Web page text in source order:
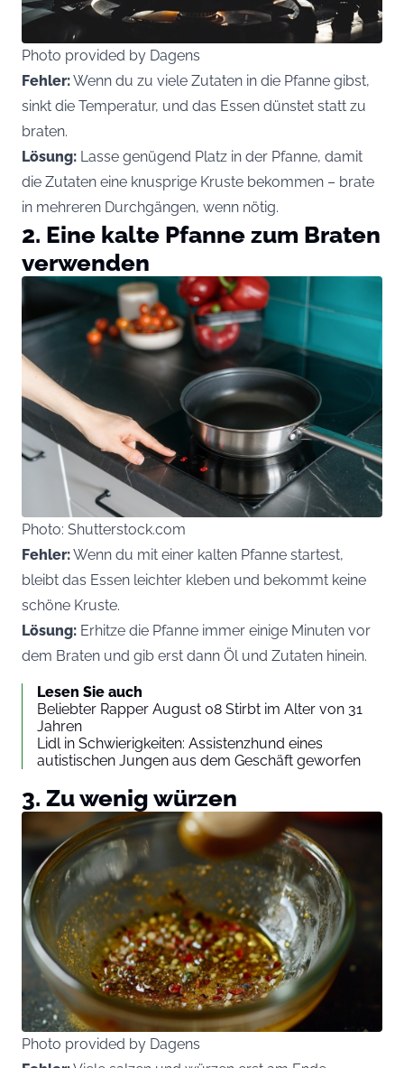
Photo provided by Dagens
Fehler:Wenn du zu viele Zutaten in die Pfanne gibst,
sinkt die Temperatur, und das Essen dünstet statt zu
braten.
Lösung: Lasse genügend Platz in der Pfanne, damit
die Zutaten eine knusprige Kruste bekommen – brate
in mehreren Durchgängen, wenn nötig.
2. Eine kalte Pfanne zum Braten
verwenden
Photo: Shutterstock.com
Fehler:Wenn du mit einer kalten Pfanne startest,
bleibt das Essen leichter kleben und bekommt keine
schöne Kruste.
Lösung: Erhitze die Pfanne immer einige Minuten vor
dem Braten und gib erst dann Öl und Zutaten hinein.
Lesen Sie auch
Beliebter Rapper August 08 Stirbt im Alter von 31
Jahren
Lidl in Schwierigkeiten: Assistenzhund eines
autistischen Jungen aus dem Geschäft geworfen
3. Zu wenig würzen
Photo provided by Dagens